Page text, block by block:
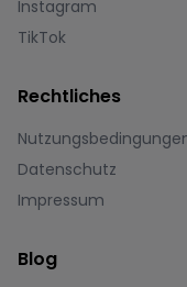
Instagram
TikTok
Rechtliches
Datenschutz
Impressum
Blog